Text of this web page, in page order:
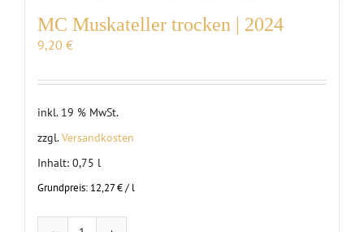
MC Muskateller trocken | 2024
9,20 €
inkl. 19 % MwSt.
zzgl.Versandkosten
Inhalt: 0,75 l
Grundpreis: 12,27€/ l